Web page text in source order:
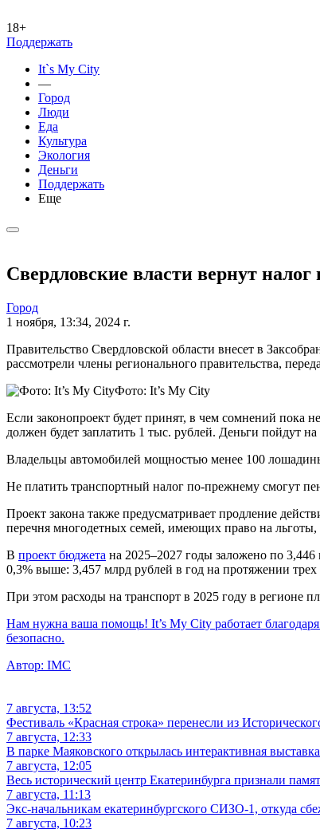
18+
Поддержать
It`s My City
—
Город
Люди
Еда
Культура
Экология
Деньги
Поддержать
Еще
Свердловские власти вернут
Город
1 ноября, 13:34, 2024 г.
Правительство Свердловской области внесет в
рассмотрели члены регионального правительства,
Фото: It’s My City
Если законопроект будет принят, в чем сомнений пока
должен будет заплатить 1 тыс. рублей. Деньги пойдут
Владельцы автомобилей мощностью менее 100
Не платить транспортный налог по-прежнему смогут
Проект закона также предусматривает продление
перечня многодетных семей, имеющих право на льготы,
В проект бюджета на 2025–2027 годы заложено по 3,446
0,3% выше: 3,457 млрд рублей в год на протяжении трех
При этом расходы на транспорт в 2025 году в регионе
Нам нужна ваша помощь! It’s My City работает
безопасно.
Автор: IMC
7 августа, 13:52
Фестиваль «Красная строка» перенесли из
7 августа, 12:33
В парке Маяковского открылась интерактивная
7 августа, 12:05
Весь исторический центр Екатеринбурга признали
7 августа, 11:13
Экс-начальникам екатеринбургского СИЗО-1, откуда
7 августа, 10:23